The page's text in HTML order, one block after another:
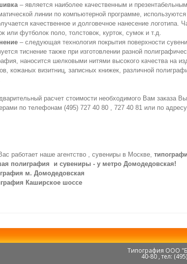
– является наиболее качественным и
линии по компьютерной программе,
качественное и долговечное нанесение
или футболок поло, толстовок, курток, сумок и т.д.
– следующая технология покрытия поверхности
тиснение также при изготовлении разной
наносится шелковыми нитями высокого качества на
кожаных визитниц, записных книжек, различной
расчет стоимости необходимого Вам заказа
по телефонам (495) 727 40 80 , 727 40 81 или по
работает наше агентство , сувениры в Москве,
полиграфия и сувениры - у метро Домодедовская!
м. Домодедовская
Каширское шоссе
Типография ООО
40-80 , тел: